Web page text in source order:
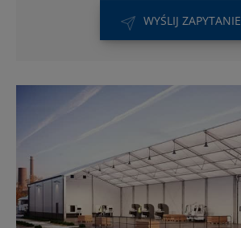
WYŚLIJ ZAPYTANIE